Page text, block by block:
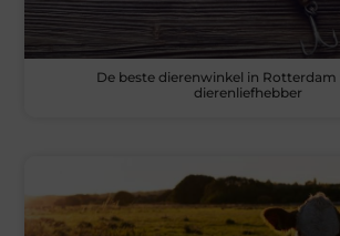
De beste dierenwinkel in Rotterdam
dierenliefhebber